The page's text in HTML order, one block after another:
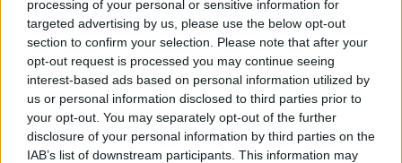
processing of your personal or sensitive information for
targeted advertising by us, please use the below opt-out
section to confirm your selection. Please note that after your
opt-out request is processed you may continue seeing
interest-based ads based on personal information utilized by
us or personal information disclosed to third parties prior to
your opt-out. You may separately opt-out of the further
disclosure of your personal information by third parties on the
IAB’s list of downstream participants. This information may
«Μπαίνουμε σε πιο καλοκαιρινούς ρυθμούς
θερμοκρασιακά στο ξεκίνημα της επόμενης
εβδομάδας», επισημαίνει η κ. Ρήγου.
ΔΙΑΦΗΜΙΣΗ